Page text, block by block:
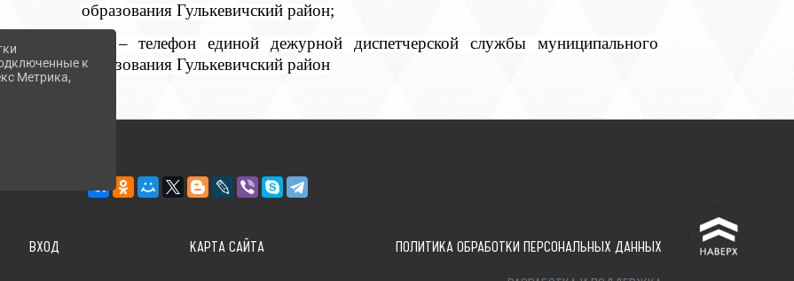
образования Гулькевичский район;
112 – телефон единой дежурной диспетчерской службы муниципального
образования Гулькевичский район
^
ВХОД КАРТА САЙТА ПОЛИТИКА ОБРАБОТКИ ПЕРСОНАЛЬНЫХ ДАННЫХ
к
Метрика,